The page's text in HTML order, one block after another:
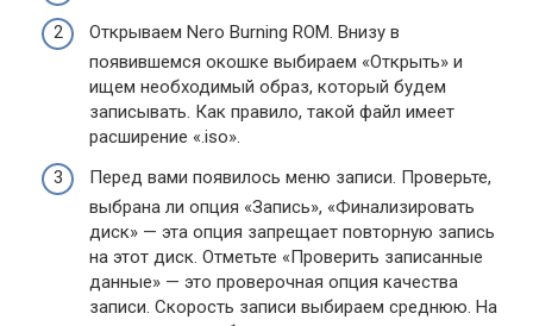
Открываем Nero Burning ROM. Внизу в
появившемся окошке выбираем «Открыть» и
ищем необходимый образ, который будем
записывать. Как правило, такой файл имеет
расширение «.iso».
Перед вами появилось меню записи. Проверьте,
выбрана ли опция «Запись», «Финализировать
диск» — эта опция запрещает повторную запись
на этот диск. Отметьте «Проверить записанные
данные» — это проверочная опция качества
записи. Скорость записи выбираем среднюю. На